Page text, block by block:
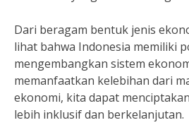
Dari beragam bentuk jenis
lihat bahwa Indonesia memiliki
mengembangkan sistem
memanfaatkan kelebihan dari
ekonomi, kita dapat
lebih inklusif dan berkelanjutan.